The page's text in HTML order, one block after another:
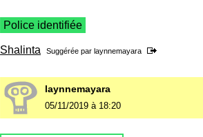
Police identifiée
Shalinta Suggérée par laynnemayara
laynnemayara
05/11/2019 à 18:20